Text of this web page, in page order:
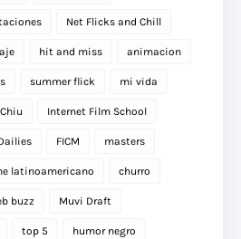
Net Flicks and Chill
hit and miss animacion
summer flick mi vida
Internet Film School
FICM masters
latinoamericano churro
buzz Muvi Draft
top 5 humor negro